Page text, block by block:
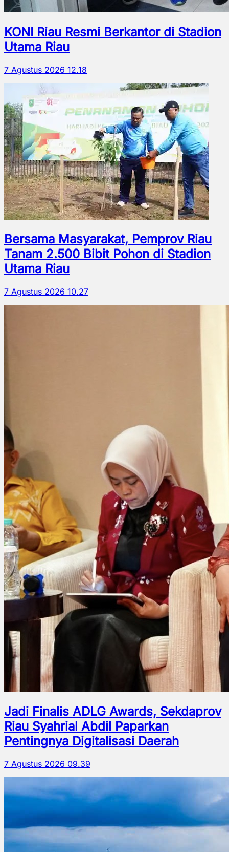
KONI Riau Resmi Berkantor di Stadion
Utama Riau
7 Agustus 2026 12.18
Bersama Masyarakat, Pemprov Riau
Tanam 2.500 Bibit Pohon di Stadion
Utama Riau
7 Agustus 2026 10.27
Jadi Finalis ADLG Awards, Sekdaprov
Riau Syahrial Abdil Paparkan
Pentingnya Digitalisasi Daerah
7 Agustus 2026 09.39